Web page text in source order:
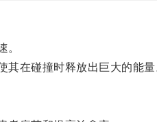
。
在碰撞时释放出巨大的能量